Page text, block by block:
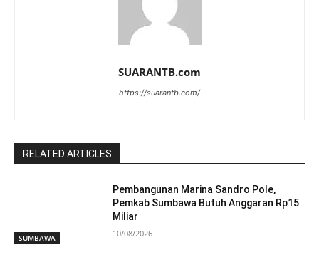
SUARANTB.com
https://suarantb.com/
RELATED ARTICLES
SUMBAWA
Pembangunan Marina Sandro Pole,
Pemkab Sumbawa Butuh Anggaran Rp15
Miliar
10/08/2026